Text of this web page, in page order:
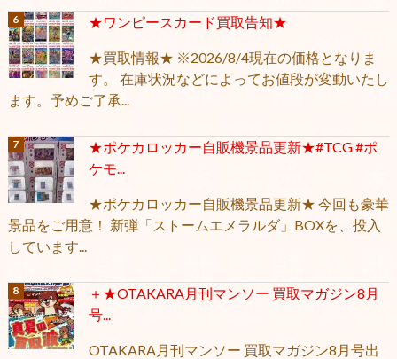
★ワンピースカード買取告知★
★買取情報★ ※2026/8/4現在の価格となりま
す。 在庫状況などによってお値段が変動いたし
ます。予めご了承...
★ポケカロッカー自販機景品更新★#TCG #ポ
ケモ...
★ポケカロッカー自販機景品更新★ 今回も豪華
景品をご用意！ 新弾「ストームエメラルダ」BOXを、投入
しています...
＋★OTAKARA月刊マンソー 買取マガジン8月
号...
OTAKARA月刊マンソー 買取マガジン8月号出